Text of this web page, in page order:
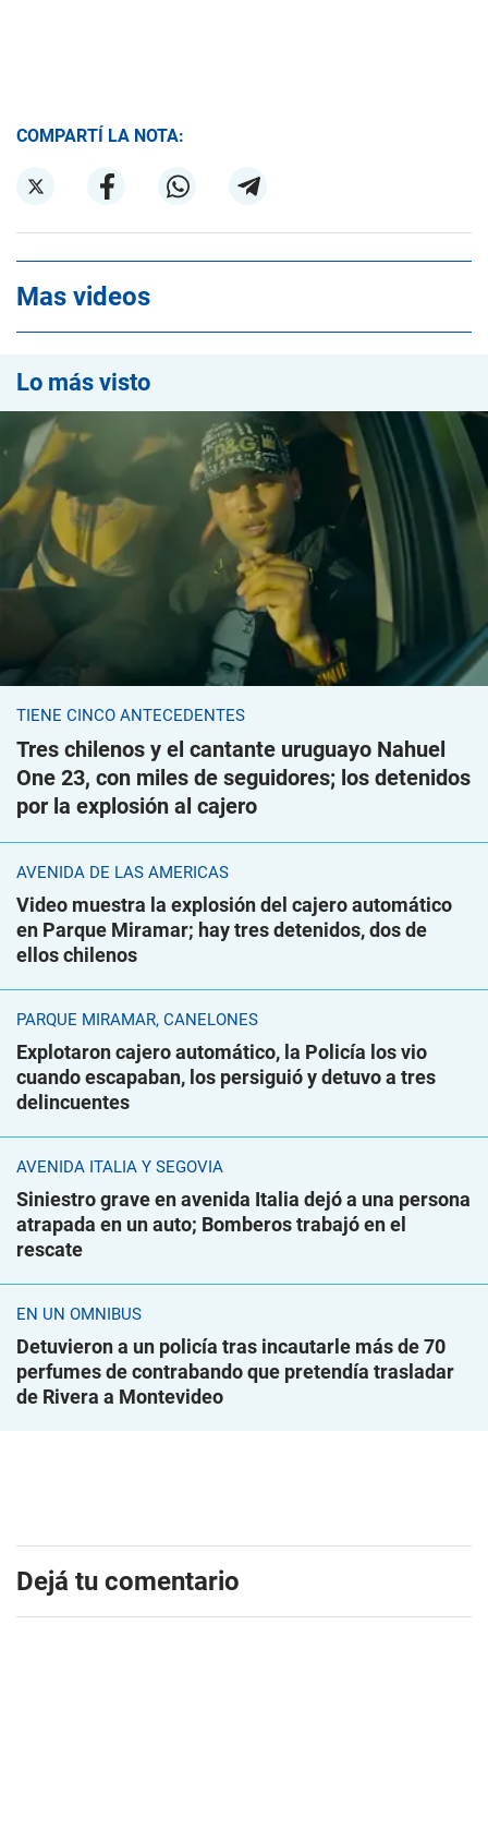
COMPARTÍ LA NOTA:
Mas videos
Lo más visto
TIENE CINCO ANTECEDENTES
Tres chilenos y el cantante uruguayo Nahuel
One 23, con miles de seguidores; los detenidos
por la explosión al cajero
AVENIDA DE LAS AMÉRICAS
Video muestra la explosión del cajero automático
en Parque Miramar; hay tres detenidos, dos de
ellos chilenos
PARQUE MIRAMAR, CANELONES
Explotaron cajero automático, la Policía los vio
cuando escapaban, los persiguió y detuvo a tres
delincuentes
AVENIDA ITALIA Y SEGOVIA
Siniestro grave en avenida Italia dejó a una persona
atrapada en un auto; Bomberos trabajó en el
rescate
EN UN ÓMNIBUS
Detuvieron a un policía tras incautarle más de 70
perfumes de contrabando que pretendía trasladar
de Rivera a Montevideo
Dejá tu comentario